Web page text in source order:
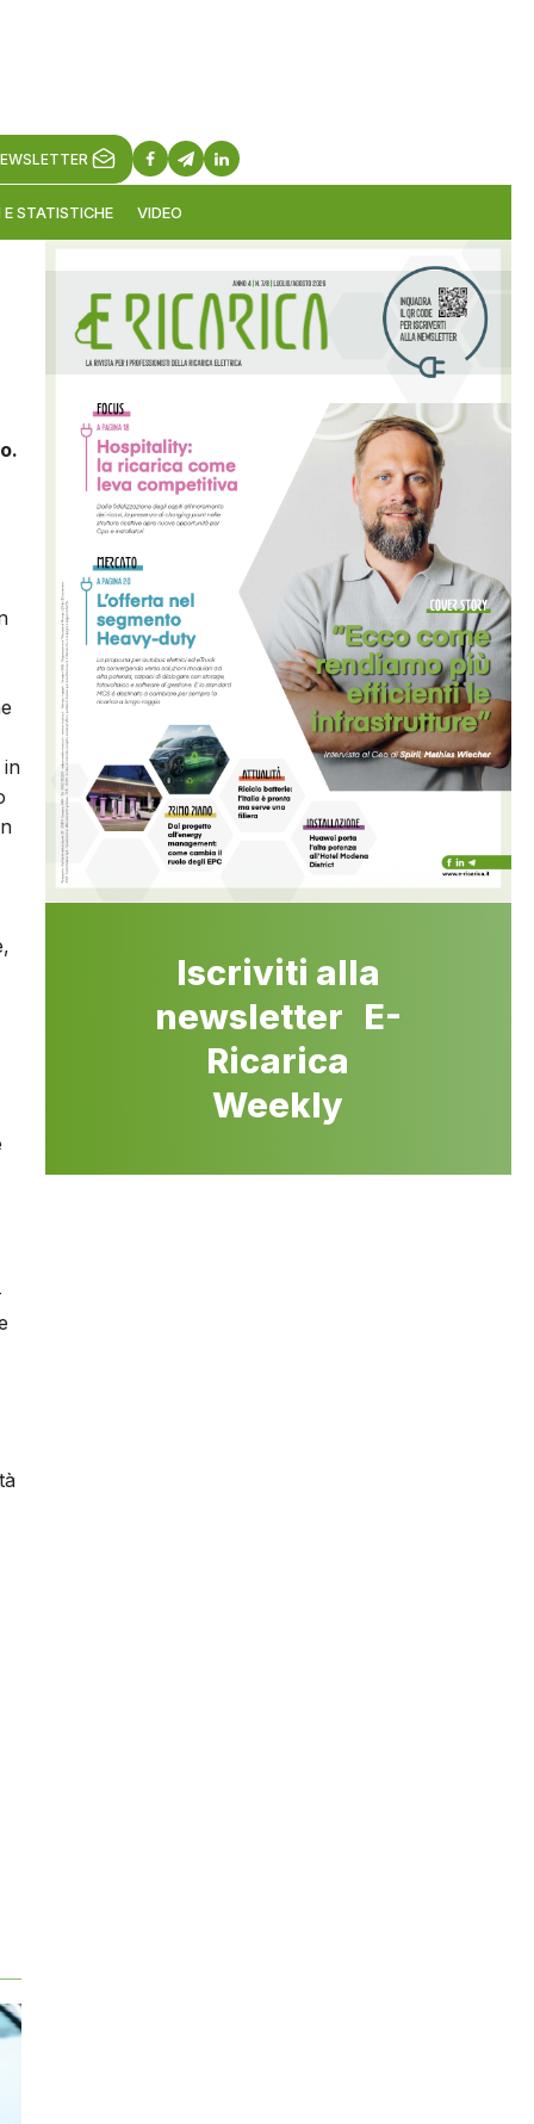
E STATISTICHE VIDEO
in
Iscriviti alla
newsletter E-
Ricarica
Weekly